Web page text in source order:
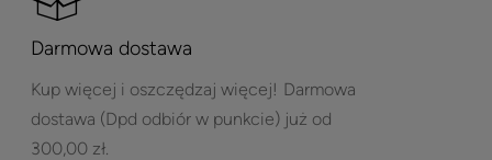
Darmowa dostawa
Kup więcej i oszczędzaj więcej! Darmowa
dostawa (Dpd odbiór w punkcie) już od
300,00 zł.